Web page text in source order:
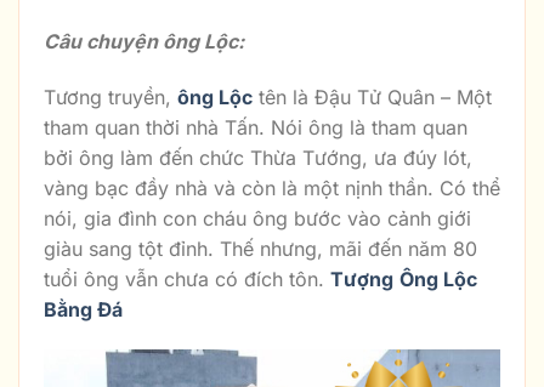
Câu chuyện ông Lộc:
Tương truyền, ông Lộc tên là Đậu Tử Quân – Một
tham quan thời nhà Tấn. Nói ông là tham quan
bởi ông làm đến chức Thừa Tướng, ưa đúy lót,
vàng bạc đầy nhà và còn là một nịnh thần. Có thể
nói, gia đình con cháu ông bước vào cảnh giới
giàu sang tột đỉnh. Thế nhưng, mãi đến năm 80
tuổi ông vẫn chưa có đích tôn. Tượng Ông Lộc
Bằng Đá